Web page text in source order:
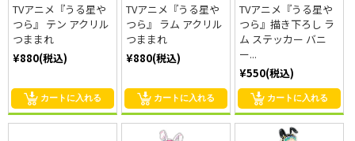
TVアニメ『うる星や
つら』 テン アクリル
つままれ
¥880(税込)
カートに入れる
TVアニメ『うる星や
つら』 ラム アクリル
つままれ
¥880(税込)
カートに入れる
TVアニメ『うる星や
つら』描き下ろし ラ
ム ステッカー バニ
ー...
¥550(税込)
カートに入れる